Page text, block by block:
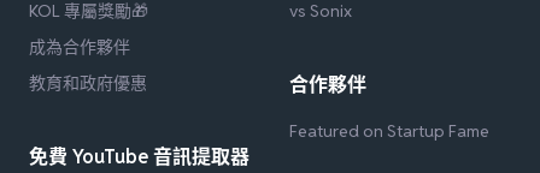
KOL 專屬獎勵🎁
成為合作夥伴
教育和政府優惠
免費 YouTube 音訊提取器
vs Sonix
合作夥伴
Featured on Startup Fame